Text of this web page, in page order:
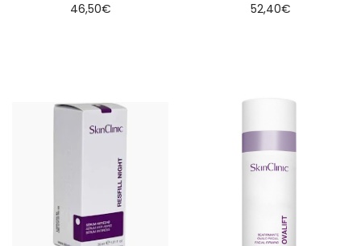
46,50€ 52,40€